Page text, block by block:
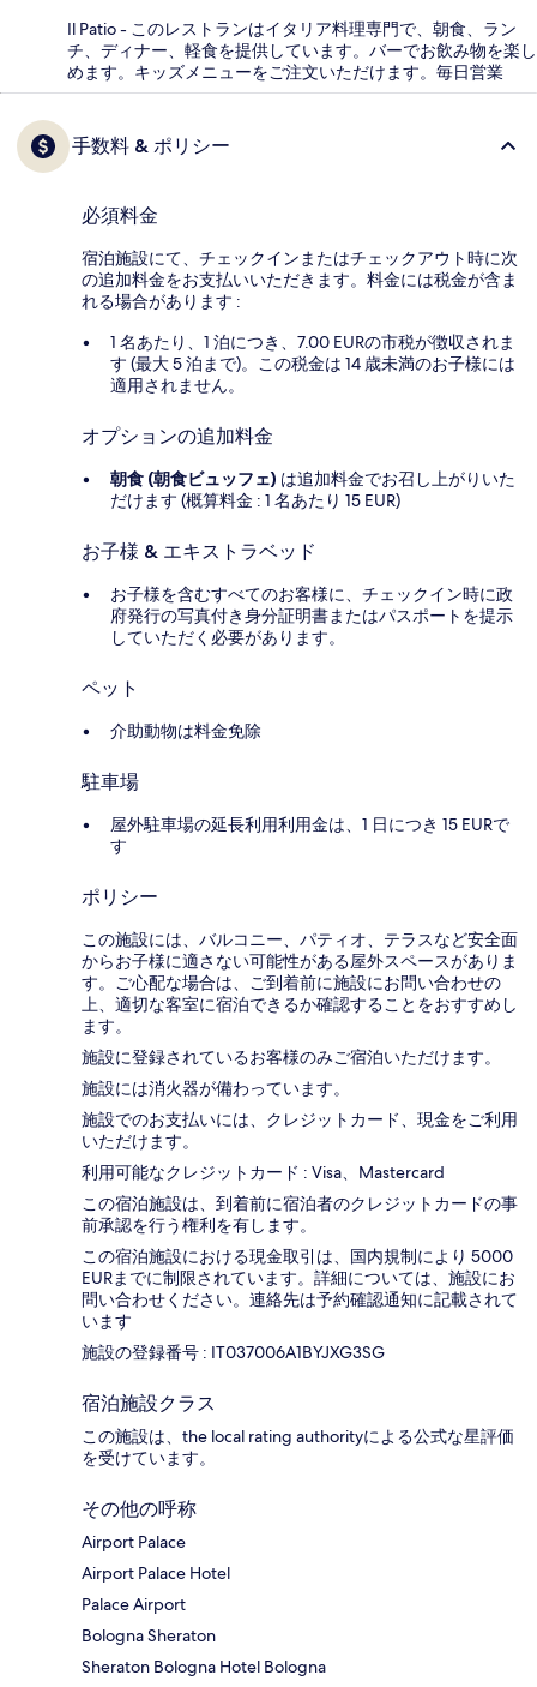
Il Patio - このレストランはイタリア料理専門で、朝食、ラン
チ、ディナー、軽食を提供しています。バーでお飲み物を楽し
めます。キッズメニューをご注文いただけます。毎日営業
手数料 & ポリシー
必須料金
宿泊施設にて、チェックインまたはチェックアウト時に次
の追加料金をお支払いいただきます。料金には税金が含ま
れる場合があります :
1 名あたり、1 泊につき、7.00 EURの市税が徴収されま
す (最大 5 泊まで)。この税金は 14 歳未満のお子様には
適用されません。
オプションの追加料金
朝食 (朝食ビュッフェ) は追加料金でお召し上がりいた
だけます (概算料金 : 1 名あたり 15 EUR)
お子様 & エキストラベッド
お子様を含むすべてのお客様に、チェックイン時に政
府発行の写真付き身分証明書またはパスポートを提示
していただく必要があります。
ペット
介助動物は料金免除
駐車場
屋外駐車場の延長利用利用金は、1 日につき 15 EURで
す
ポリシー
この施設には、バルコニー、パティオ、テラスなど安全面
からお子様に適さない可能性がある屋外スペースがありま
す。ご心配な場合は、ご到着前に施設にお問い合わせの
上、適切な客室に宿泊できるか確認することをおすすめし
ます。
施設に登録されているお客様のみご宿泊いただけます。
施設には消火器が備わっています。
施設でのお支払いには、クレジットカード、現金をご利用
いただけます。
利用可能なクレジットカード : Visa、Mastercard
この宿泊施設は、到着前に宿泊者のクレジットカードの事
前承認を行う権利を有します。
この宿泊施設における現金取引は、国内規制により 5000
EURまでに制限されています。詳細については、施設にお
問い合わせください。連絡先は予約確認通知に記載されて
います
施設の登録番号 : IT037006A1BYJXG3SG
宿泊施設クラス
この施設は、the local rating authorityによる公式な星評価
を受けています。
その他の呼称
Airport Palace
Airport Palace Hotel
Palace Airport
Bologna Sheraton
Sheraton Bologna Hotel Bologna